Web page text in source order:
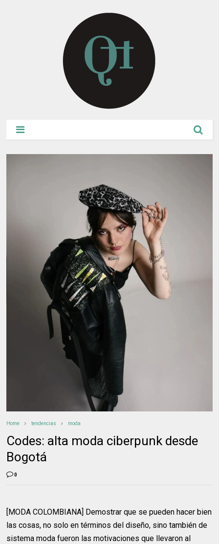
Home tendencias moda
Codes: alta moda ciberpunk desde
Bogotá
0
[MODA COLOMBIANA] Demostrar que se pueden hacer bien
las cosas, no solo en términos del diseño, sino también de
sistema moda fueron las motivaciones que llevaron al